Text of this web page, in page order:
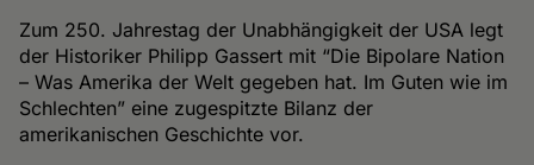
Zum 250. Jahrestag der Unabhängigkeit der USA legt
der Historiker Philipp Gassert mit “Die Bipolare Nation
– Was Amerika der Welt gegeben hat. Im Guten wie im
Schlechten” eine zugespitzte Bilanz der
amerikanischen Geschichte vor.